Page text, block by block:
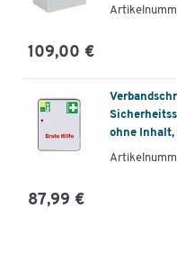
109,00 €
ohne Inhalt,
87,99 €